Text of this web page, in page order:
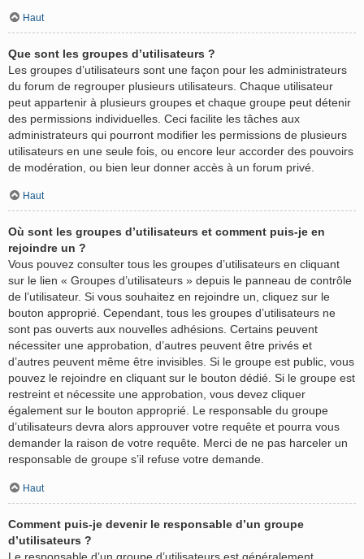
Haut
Que sont les groupes d’utilisateurs ?
Les groupes d’utilisateurs sont une façon pour les administrateurs
du forum de regrouper plusieurs utilisateurs. Chaque utilisateur
peut appartenir à plusieurs groupes et chaque groupe peut détenir
des permissions individuelles. Ceci facilite les tâches aux
administrateurs qui pourront modifier les permissions de plusieurs
utilisateurs en une seule fois, ou encore leur accorder des pouvoirs
de modération, ou bien leur donner accès à un forum privé.
Haut
Où sont les groupes d’utilisateurs et comment puis-je en
rejoindre un ?
Vous pouvez consulter tous les groupes d’utilisateurs en cliquant
sur le lien « Groupes d’utilisateurs » depuis le panneau de contrôle
de l’utilisateur. Si vous souhaitez en rejoindre un, cliquez sur le
bouton approprié. Cependant, tous les groupes d’utilisateurs ne
sont pas ouverts aux nouvelles adhésions. Certains peuvent
nécessiter une approbation, d’autres peuvent être privés et
d’autres peuvent même être invisibles. Si le groupe est public, vous
pouvez le rejoindre en cliquant sur le bouton dédié. Si le groupe est
restreint et nécessite une approbation, vous devez cliquer
également sur le bouton approprié. Le responsable du groupe
d’utilisateurs devra alors approuver votre requête et pourra vous
demander la raison de votre requête. Merci de ne pas harceler un
responsable de groupe s’il refuse votre demande.
Haut
Comment puis-je devenir le responsable d’un groupe
d’utilisateurs ?